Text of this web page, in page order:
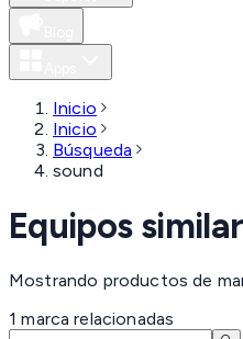
Inicio
Inicio
Búsqueda
sound
Equipos
Mostrando productos de
1 marca relacionadas